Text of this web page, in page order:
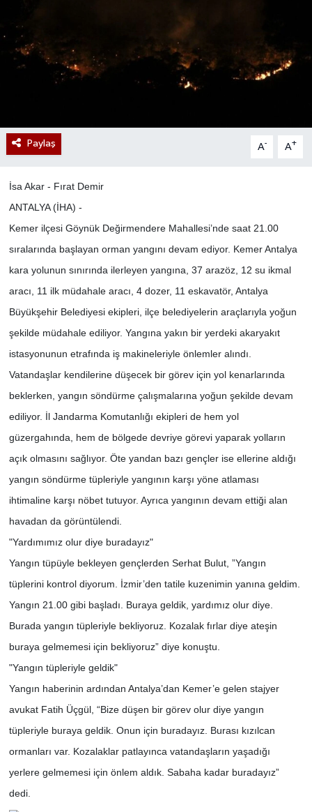
Paylaş A- A+
İsa Akar - Fırat Demir
ANTALYA (İHA) -
Kemer ilçesi Göynük Değirmendere Mahallesi’nde saat 21.00
sıralarında başlayan orman yangını devam ediyor. Kemer Antalya
kara yolunun sınırında ilerleyen yangına, 37 arazöz, 12 su ikmal
aracı, 11 ilk müdahale aracı, 4 dozer, 11 eskavatör, Antalya
Büyükşehir Belediyesi ekipleri, ilçe belediyelerin araçlarıyla yoğun
şekilde müdahale ediliyor. Yangına yakın bir yerdeki akaryakıt
istasyonunun etrafında iş makineleriyle önlemler alındı.
Vatandaşlar kendilerine düşecek bir görev için yol kenarlarında
beklerken, yangın söndürme çalışmalarına yoğun şekilde devam
ediliyor. İl Jandarma Komutanlığı ekipleri de hem yol
güzergahında, hem de bölgede devriye görevi yaparak yolların
açık olmasını sağlıyor. Öte yandan bazı gençler ise ellerine aldığı
yangın söndürme tüpleriyle yangının karşı yöne atlaması
ihtimaline karşı nöbet tutuyor. Ayrıca yangının devam ettiği alan
havadan da görüntülendi.
"Yardımımız olur diye buradayız"
Yangın tüpüyle bekleyen gençlerden Serhat Bulut, ”Yangın
tüplerini kontrol diyorum. İzmir’den tatile kuzenimin yanına geldim.
Yangın 21.00 gibi başladı. Buraya geldik, yardımız olur diye.
Burada yangın tüpleriyle bekliyoruz. Kozalak fırlar diye ateşin
buraya gelmemesi için bekliyoruz” diye konuştu.
"Yangın tüpleriyle geldik"
Yangın haberinin ardından Antalya’dan Kemer’e gelen stajyer
avukat Fatih Üçgül, “Bize düşen bir görev olur diye yangın
tüpleriyle buraya geldik. Onun için buradayız. Burası kızılcan
ormanları var. Kozalaklar patlayınca vatandaşların yaşadığı
yerlere gelmemesi için önlem aldık. Sabaha kadar buradayız”
dedi.